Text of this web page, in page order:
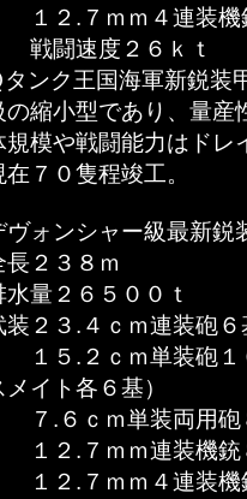
２.７ｍｍ４連装機
闘速度２６ｋｔ
タンク王国海軍新鋭
の縮小型であり、量産
規模や戦闘能力はドレ
在７０隻程竣工。
ヴォンシャー級最新鋭
長２３８ｍ
水量２６５００ｔ
装２３.４ｃｍ連装砲
５.２ｃｍ単装砲１
メイト各６基）
.６ｃｍ単装両用砲
２.７ｍｍ連装機銃
２.７ｍｍ４連装機